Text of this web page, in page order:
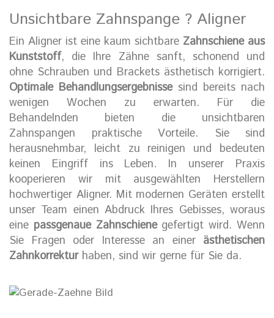
Unsichtbare Zahnspange ? Aligner
Ein Aligner ist eine kaum sichtbare Zahnschiene aus
Kunststoff, die Ihre Zähne sanft, schonend und
ohne Schrauben und Brackets ästhetisch korrigiert.
Optimale Behandlungsergebnissesind bereits nach
wenigen Wochen zu erwarten. Für die
Behandelnden bieten die unsichtbaren
Zahnspangen praktische Vorteile. Sie sind
herausnehmbar, leicht zu reinigen und bedeuten
keinen Eingriff ins Leben. In unserer Praxis
kooperieren wir mit ausgewählten Herstellern
hochwertiger Aligner. Mit modernen Geräten erstellt
unser Team einen Abdruck Ihres Gebisses, woraus
eine passgenaue Zahnschienegefertigt wird. Wenn
Sie Fragen oder Interesse an einer ästhetischen
Zahnkorrekturhaben, sind wir gerne für Sie da.